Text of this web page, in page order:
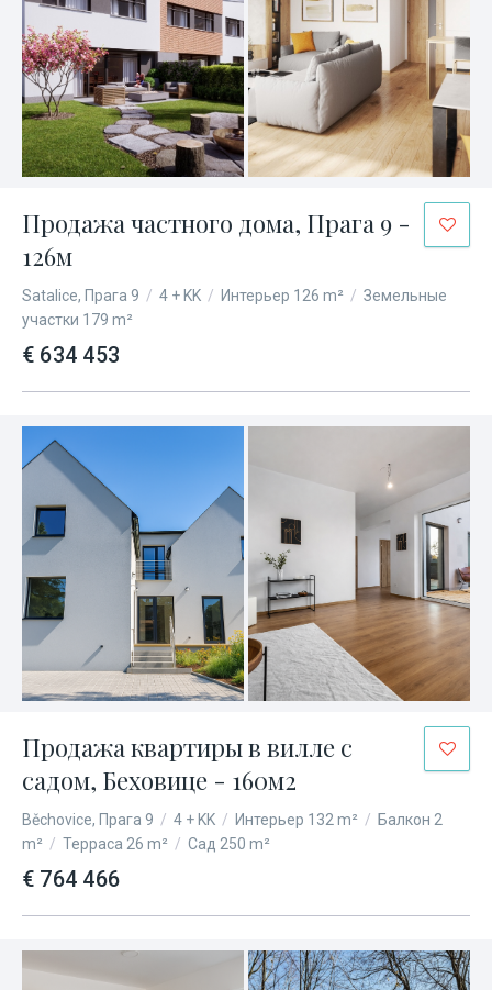
Продажа частного дома, Прага 9 -
126м
Satalice, Прага 9 / 4 + KK / Интерьер 126 m² / Земельные
участки 179 m²
€ 634 453
Продажа квартиры в вилле с
садом, Беховице - 160м2
Běchovice, Прага 9 / 4 + KK / Интерьер 132 m² / Балкон 2
m² / Терраса 26 m² / Сад 250 m²
€ 764 466